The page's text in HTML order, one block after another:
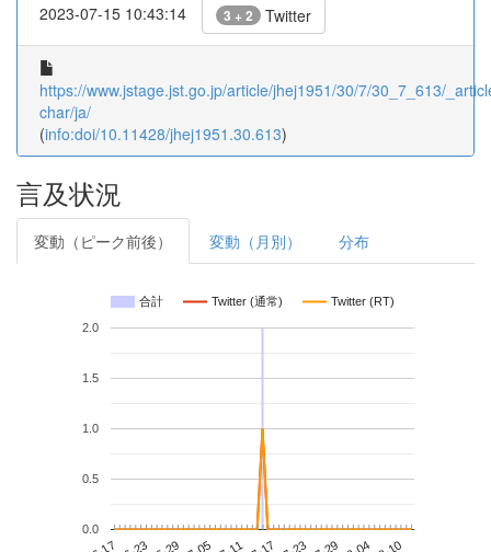
2023-07-15 10:43:14 3 + 2 Twitter
https://www.jstage.jst.go.jp/article/jhej1951/30/7/30_7_613/
char/ja/
(info:doi/10.11428/jhej1951.30.613)
言及状況
変動（ピーク前後） 変動（月別） 分布
合計 Twitter (通常) Twitter (RT)
0.0
0.5
1.0
1.5
2.0